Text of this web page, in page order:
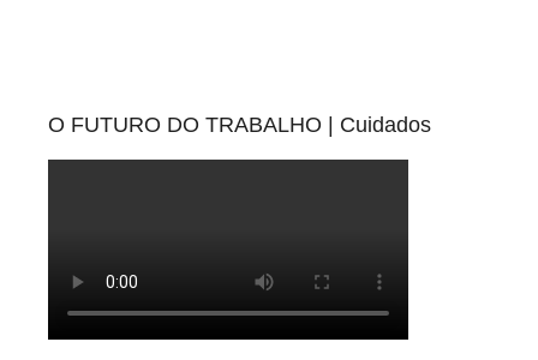
O FUTURO DO TRABALHO | Cuidados